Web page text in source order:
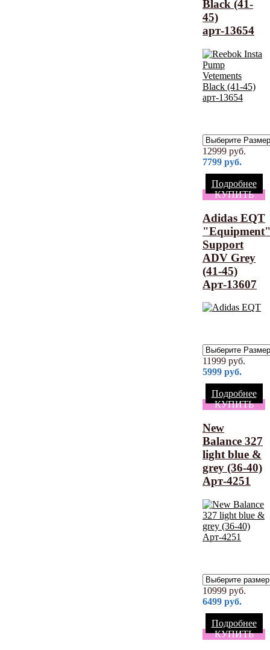
Black (41-
45)
арт-13654
12999 руб.
7799 руб.
Подробнее
КУПИТЬ
Adidas EQT
Support
ADV Grey
(41-45)
Арт-13607
11999 руб.
5999 руб.
Подробнее
КУПИТЬ
New
Balance 327
light blue &
grey (36-40)
Арт-4251
10999 руб.
6499 руб.
Подробнее
КУПИТЬ